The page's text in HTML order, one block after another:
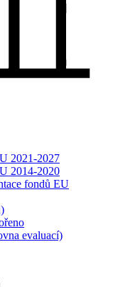
2021-2027
2014-2020
fondů EU
evaluací)